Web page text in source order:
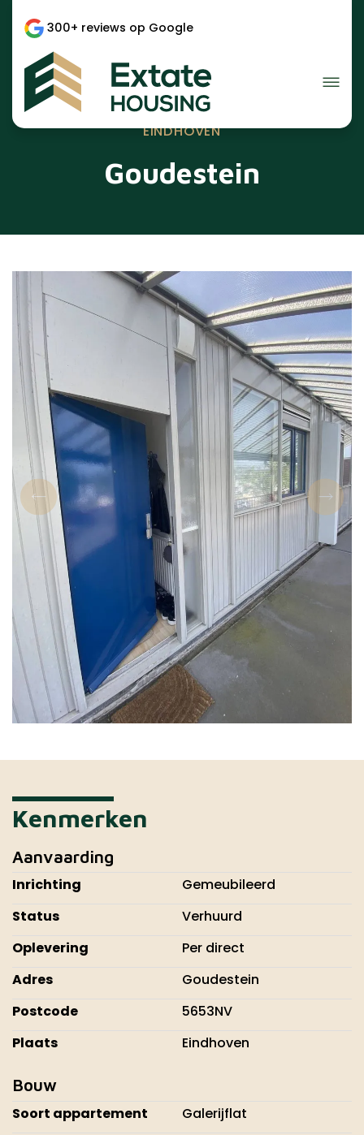
300+ reviews op Google
EINDHOVEN
Goudestein
Kenmerken
Aanvaarding
Inrichting
Gemeubileerd
Status
Verhuurd
Oplevering
Per direct
Adres
Goudestein
Postcode
5653NV
Plaats
Eindhoven
Bouw
Soort appartement
Galerijflat